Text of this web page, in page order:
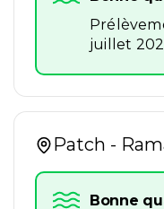
juillet
Patch -
Bonne